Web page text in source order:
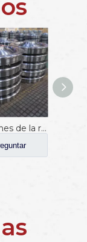
Dimensiones de la rueda para automóvil de ferrocarril personalizadas 400 mm-1450 mm